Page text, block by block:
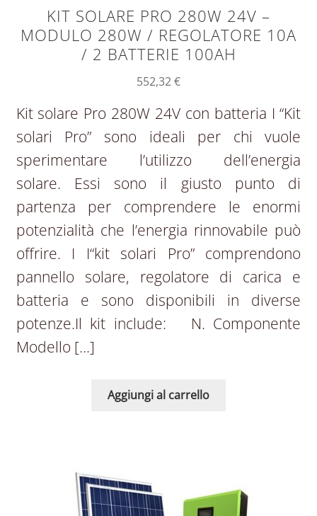
KIT SOLARE PRO 280W 24V –
MODULO 280W / REGOLATORE 10A
/ 2 BATTERIE 100AH
552,32€
Kit solare Pro 280W 24V con batteria I “Kit
solari Pro” sono ideali per chi vuole
sperimentare l’utilizzo dell’energia
solare. Essi sono il giusto punto di
partenza per comprendere le enormi
potenzialità che l’energia rinnovabile può
offrire. I I“kit solari Pro” comprendono
pannello solare, regolatore di carica e
batteria e sono disponibili in diverse
potenze.Il kit include: N. Componente
Modello […]
Aggiungi al carrello